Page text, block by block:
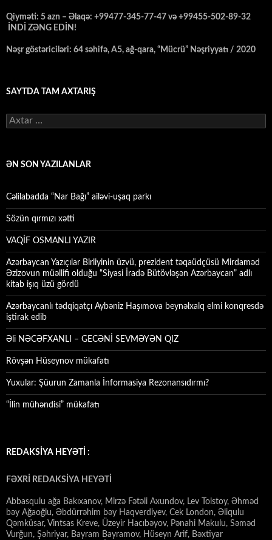
Qiyməti: 5 azn – Əlaqə: +99477-345-77-47 və +99455-502-89-32
İNDİ ZƏNG EDİN!
Nəşr göstəriciləri: 64 səhifə, A5, ağ-qara, “Mücrü” Nəşriyyatı / 2020
SAYTDA TAM AXTARIŞ
Axtarış:
ƏN SON YAZILANLAR
Cəlilabadda “Nar Bağı” ailəvi-uşaq parkı
Sözün qırmızı xətti
VAQİF OSMANLI YAZIR
Azərbaycan Yazıçılar Birliyinin üzvü, prezident təqaüdçüsü Mirdaməd
Əzizovun müəllifi olduğu “Siyasi İradə Bütövləşən Azərbaycan” adlı
kitab işıq üzü gördü
Azərbaycanlı tədqiqatçı Aybəniz Haşımova beynəlxalq elmi konqresdə
iştirak edib
Əli NƏCƏFXANLI – GECƏNİ SEVMƏYƏN QIZ
Rövşən Hüseynov mükafatı
Yuxular: Şüurun Zamanla İnformasiya Rezonansıdırmı?
“İlin mühəndisi” mükafatı
REDAKSİYA HEYƏTİ :
FƏXRİ REDAKSİYA HEYƏTİ
Abbasqulu ağa Bakıxanov, Mirzə Fətəli Axundov, Lev Tolstoy, Əhməd
bəy Ağaoğlu, Əbdürrəhim bəy Haqverdiyev, Cek London, Əliqulu
Qəmküsar, Vintsas Kreve, Üzeyir Hacıbəyov, Pənahi Makulu, Səməd
Vurğun, Şəhriyar, Bayram Bayramov, Hüseyn Arif, Bəxtiyar